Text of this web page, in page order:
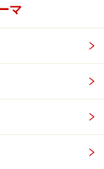
のにしていま
ニュートリノの
本使われた
光電変換膜とい
難しいとされ、
マ